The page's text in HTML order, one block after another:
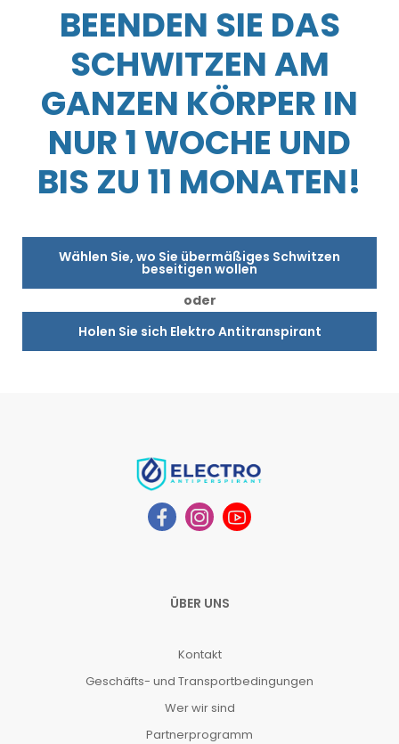
BEENDEN SIE DAS
SCHWITZEN AM
GANZEN KÖRPER IN
NUR 1 WOCHE UND
BIS ZU 11 MONATEN!
Wählen Sie, wo Sie übermäßiges Schwitzen
beseitigen wollen
oder
Holen Sie sich Elektro Antitranspirant
ÜBER UNS
Kontakt
Geschäfts- und Transportbedingungen
Wer wir sind
Partnerprogramm